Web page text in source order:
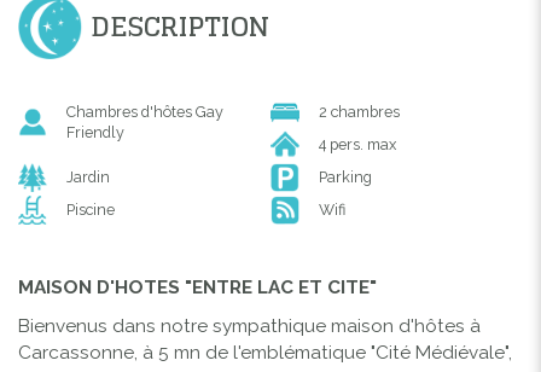
DESCRIPTION
Chambres d'hôtes Gay
Friendly
2 chambres
4 pers. max
Jardin
Parking
Piscine
Wifi
MAISON D'HOTES "ENTRE LAC ET CITE"
Bienvenus dans notre sympathique maison d'hôtes à
Carcassonne, à 5 mn de l'emblématique "Cité Médiévale",